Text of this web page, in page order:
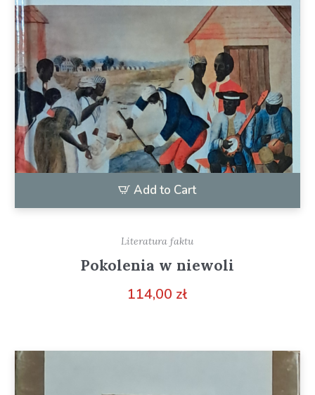
Add to Cart
Literatura faktu
Pokolenia w niewoli
114,00 zł